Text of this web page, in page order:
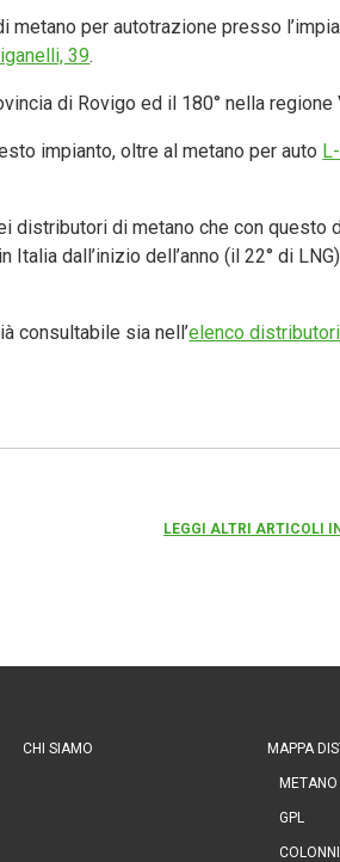
metano per autotrazione presso
39.
di Rovigo ed il 180° nella regione
impianto, oltre al metano per auto
di metano che con questo
Italia dall’inizio dell’anno (il 22° di
consultabile sia nell’elenco distributori
LEGGI ALTRI ARTICOLI
CHI SIAMO MAPPA
METANO
GPL